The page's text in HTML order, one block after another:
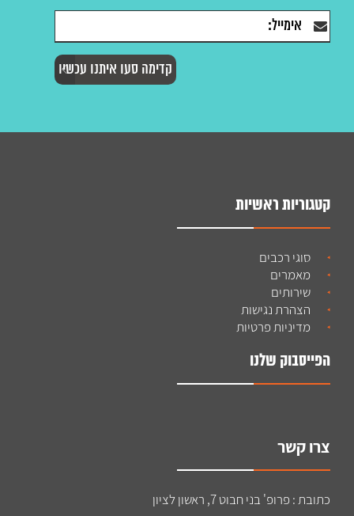
קטגוריות ראשיות
סוגי רכבים
מאמרים
שירותים
הצהרת נגישות
מדיניות פרטיות
הפייסבוק שלנו
צרו קשר
כתובת : פרופ' בני חבוט 7, ראשון לציון